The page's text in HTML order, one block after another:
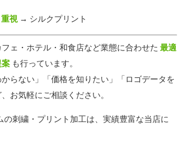
視 → シルクプリント
ェ・ホテル・和食店など業態に合わせた 最適
案 も行っています。
からない」「価格を知りたい」「ロゴデータを
お気軽にご相談ください。
の刺繍・プリント加工は、実績豊富な当店に